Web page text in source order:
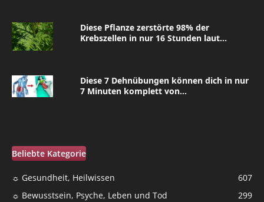
Diese Pflanze zerstörte 98% der
Krebszellen in nur 16 Stunden laut...
Diese 7 Dehnübungen können dich in nur
7 Minuten komplett von...
Beliebte Kategorie
☼ Gesundheit, Heilwissen
607
☼ Bewusstsein, Psyche, Leben und Tod
299